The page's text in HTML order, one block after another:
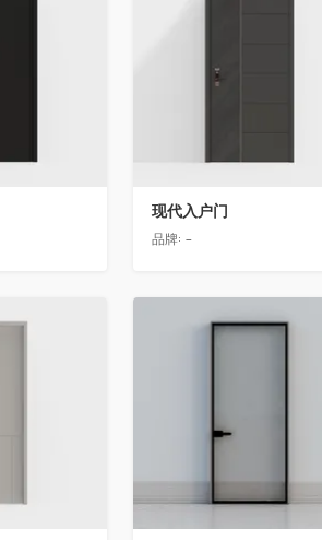
现代入户门
品牌: -
收藏